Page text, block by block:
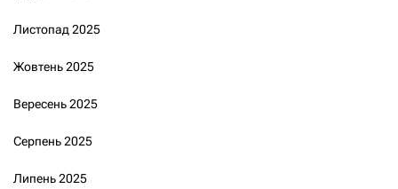
Листопад 2025
Жовтень 2025
Вересень 2025
Серпень 2025
Липень 2025